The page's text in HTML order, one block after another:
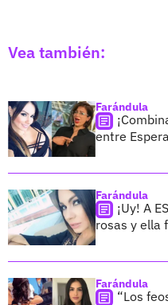
Vea también:
Farándula
entre
Farándula
¡Uy! A
rosas y ella
Farándula
“Los